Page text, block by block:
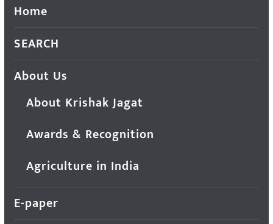
Home
SEARCH
About Us
About Krishak Jagat
Awards & Recognition
Agriculture in India
E-paper